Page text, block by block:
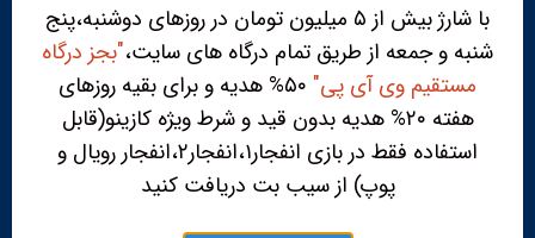
با شارژ بیش از ۵ میلیون تومان در روزهای دوشنبه،پنج
شنبه و جمعه از طریق تمام درگاه های سایت،"بجز درگاه
مستقیم وی آی پی"
۵۰% هدیه و برای بقیه روزهای
هفته ۲۰% هدیه بدون قید و شرط ویژه کازینو(قابل
استفاده فقط در بازی انفجار۱،انفجار۲،انفجار رویال و
پوپ) از سیب بت دریافت کنید